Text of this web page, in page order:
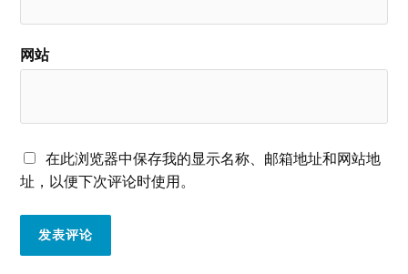
网站
在此浏览器中保存我的显示名称、邮箱地址和网站地
址，以便下次评论时使用。